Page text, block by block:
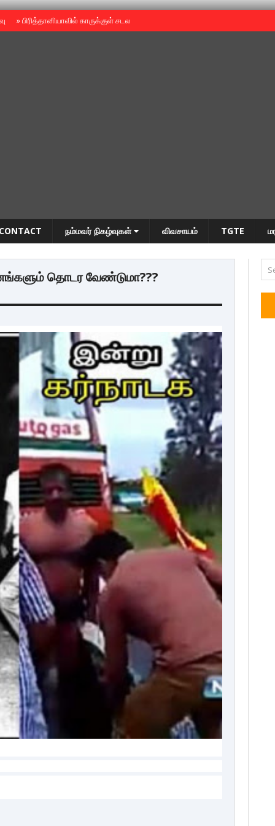
»பிரித்தானியாவில் காருக்குள் சடலம் -தமிழருடையதா ?
CONTACT நம்மவர் நிகழ்வுகள் விவசாயம் TGTE
தொடர வேண்டுமா???